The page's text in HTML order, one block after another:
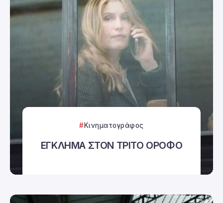
Κινηματογράφος
ΕΓΚΛΗΜΑ ΣΤΟΝ ΤΡΙΤΟ ΟΡΟΦΟ